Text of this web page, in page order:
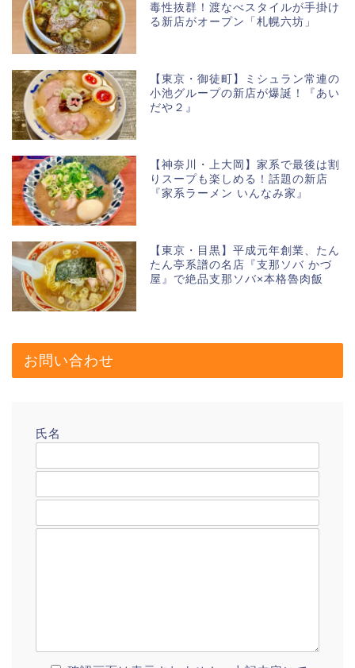
毒性抜群！渡なべスタイルが手掛け
る新店がオープン「札幌六坊」
【東京・御徒町】ミシュラン常連の
小池グループの新店が爆誕！『あい
だや２』
【神奈川・上大岡】家系で最後は割
りスープも楽しめる！話題の新店
『家系ラーメン いんなみ家』
【東京・目黒】平成元年創業、たん
たん亭系譜の名店『支那ソバ かづ
屋』で絶品支那ソバ×本格魯肉飯
お問い合わせ
氏名
プロフィール